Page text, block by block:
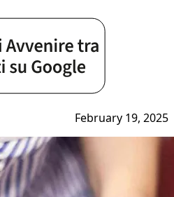
February 19, 2025